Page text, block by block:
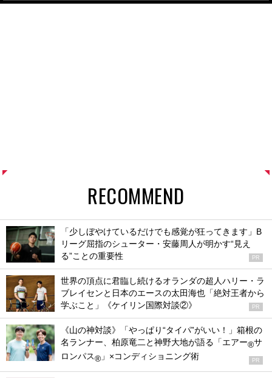
RECOMMEND
「少しぼやけているだけでも感覚が狂ってきます」B
リーグ屈指のシューター・安藤周人が明かす“見え
る”ことの重要性
PR
世界の頂点に君臨し続けるオランダの超人ハリー・ラ
ブレイセンと日本のエースの太田海也「絶対王者から
学ぶこと」《ケイリン国際対談②》
PR
《山の神対談》「やっぱり“タイパ”がいい！」箱根の
名ランナー、柏原竜二と神野大地が語る「エアー®サ
ロンパス® 」×コンディショニング術 PR